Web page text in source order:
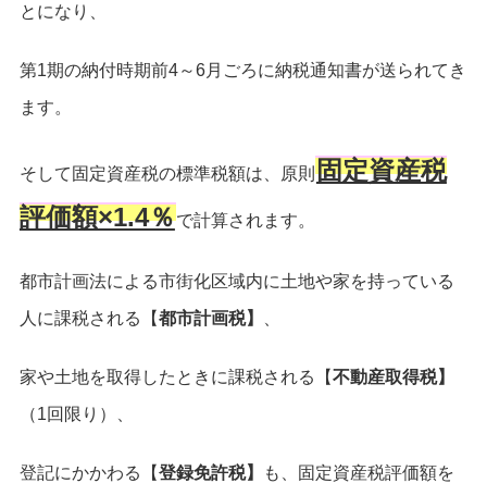
とになり、
第1期の納付時期前4～6月ごろに納税通知書が送られてき
ます。
そして固定資産税の標準税額は、原則 固定資産税
評価額×1.4％で計算されます。
都市計画法による市街化区域内に土地や家を持っている
人に課税される【都市計画税】
家や土地を取得したときに課税される【不動産取得税】
（1回限り）、
登記にかかわる【登録免許税】 も、固定資産税評価額を